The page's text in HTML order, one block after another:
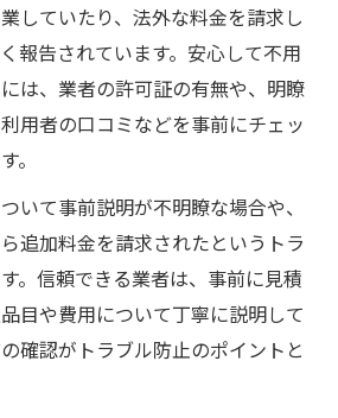
していたり、法外な料金を請求し
報告されています。安心して不用
は、業者の許可証の有無や、明瞭
用者の口コミなどを事前にチェッ
。
いて事前説明が不明瞭な場合や、
追加料金を請求されたというトラ
。信頼できる業者は、事前に見積
目や費用について丁寧に説明して
確認がトラブル防止のポイントと